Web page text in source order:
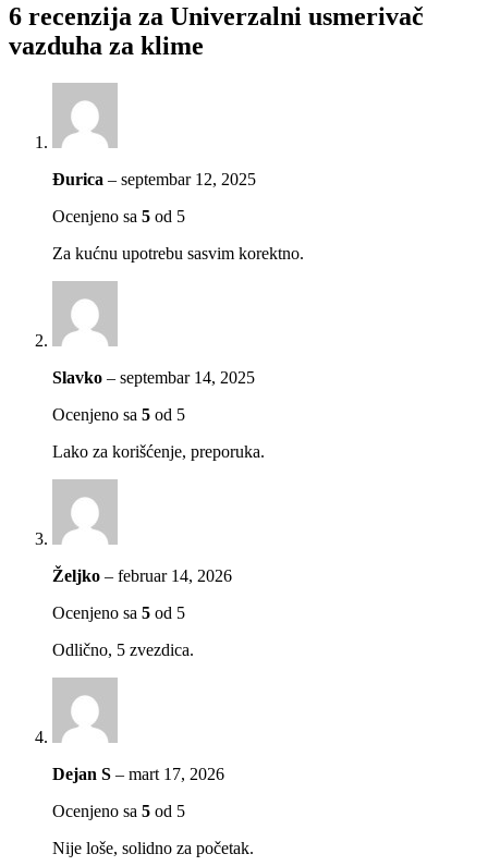
6 recenzija za Univerzalni usmerivač
vazduha za klime
Đurica – septembar 12, 2025
Ocenjeno sa 5 od 5
Za kućnu upotrebu sasvim korektno.
Slavko – septembar 14, 2025
Ocenjeno sa 5 od 5
Lako za korišćenje, preporuka.
Željko – februar 14, 2026
Ocenjeno sa 5 od 5
Odlično, 5 zvezdica.
Dejan S – mart 17, 2026
Ocenjeno sa 5 od 5
Nije loše, solidno za početak.